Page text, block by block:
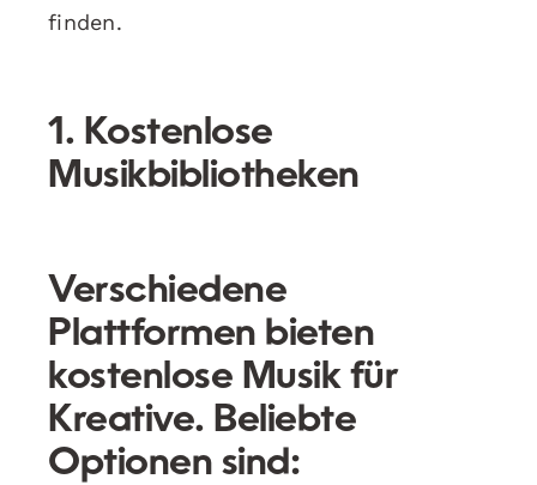
finden.
1. Kostenlose
Musikbibliotheken
Verschiedene
Plattformen bieten
kostenlose Musik für
Kreative. Beliebte
Optionen sind: